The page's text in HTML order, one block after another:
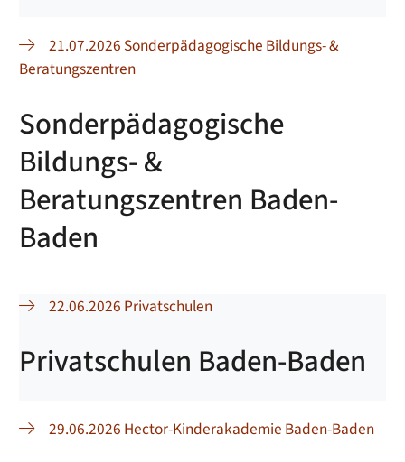
21.07.2026 Sonderpädagogische Bildungs- &
Beratungszentren
Sonderpädagogische
Bildungs- &
Beratungszentren Baden-
Baden
22.06.2026 Privatschulen
Privatschulen Baden-Baden
29.06.2026 Hector-Kinderakademie Baden-Baden